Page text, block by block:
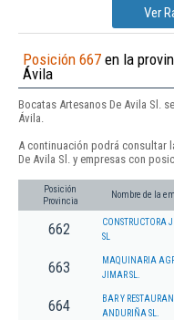
Ver
Posición 667 en la
Ávila
Bocatas Artesanos De Avila Sl.
Ávila.
A continuación podrá consultar
De Avila Sl. y empresas con
Posición
Provincia
Nombre de la
662
CONSTRUCTORA
SL
663
MAQUINARIA
JIMAR SL.
664
BAR Y
ANDURIÑA SL.